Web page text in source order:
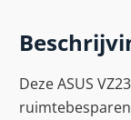
Deze ASUS